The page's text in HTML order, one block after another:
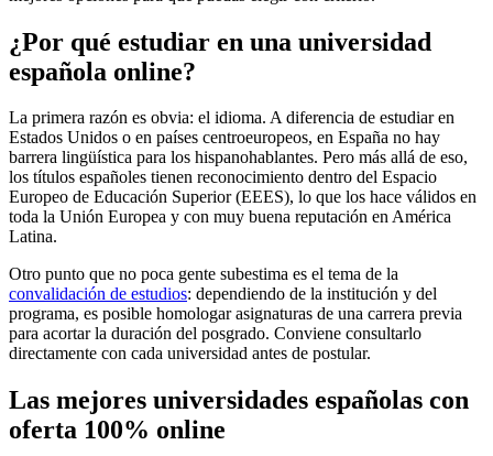
¿Por qué estudiar en una universidad
española online?
La primera razón es obvia: el idioma. A diferencia de estudiar en
Estados Unidos o en países centroeuropeos, en España no hay
barrera lingüística para los hispanohablantes. Pero más allá de eso,
los títulos españoles tienen reconocimiento dentro del Espacio
Europeo de Educación Superior (EEES), lo que los hace válidos en
toda la Unión Europea y con muy buena reputación en América
Latina.
Otro punto que no poca gente subestima es el tema de la
convalidación de estudios: dependiendo de la institución y del
programa, es posible homologar asignaturas de una carrera previa
para acortar la duración del posgrado. Conviene consultarlo
directamente con cada universidad antes de postular.
Las mejores universidades españolas con
oferta 100% online